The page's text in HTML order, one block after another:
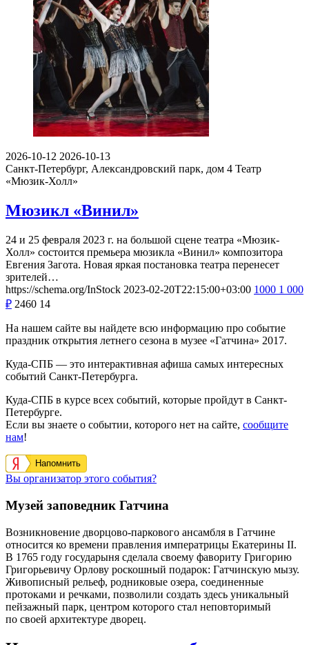
2026-10-12 2026-10-13
Санкт-Петербург, Александровский парк, дом 4 Театр
«Мюзик-Холл»
Мюзикл «Винил»
24 и 25 февраля 2023 г. на большой сцене театра «Мюзик-
Холл» состоится премьера мюзикла «Винил» композитора
Евгения Загота. Новая яркая постановка театра перенесет
зрителей…
https://schema.org/InStock 2023-02-20T22:15:00+03:00 1000 1 000
₽ 2460 14
На нашем сайте вы найдете всю информацию про событие
праздник открытия летнего сезона в музее «Гатчина» 2017.
Куда-СПБ — это интерактивная афиша самых интересных
событий Санкт-Петербурга.
Куда-СПБ в курсе всех событий, которые пройдут в Санкт-
Петербурге.
Если вы знаете о событии, которого нет на сайте, сообщите
нам!
Напомнить
Вы организатор этого события?
Музей заповедник Гатчина
Возникновение дворцово-паркового ансамбля в Гатчине
относится ко времени правления императрицы Екатерины II.
В 1765 году государыня сделала своему фавориту Григорию
Григорьевичу Орлову роскошный подарок: Гатчинскую мызу.
Живописный рельеф, родниковые озера, соединенные
протоками и речками, позволили создать здесь уникальный
пейзажный парк, центром которого стал неповторимый
по своей архитектуре дворец.